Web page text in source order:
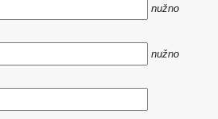
nužno
nužno